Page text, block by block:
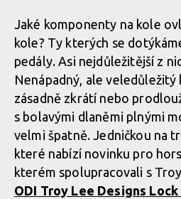
Jaké komponenty na kole
kole? Ty kterých se
pedály. Asi nejdůležitější z
Nenápadný, ale
zásadně zkrátí nebo
s bolavými dlaněmi plnými
velmi špatně. Jedničkou na
které nabízí novinku pro
kterém spolupracovali s
ODI Troy Lee Designs Lock